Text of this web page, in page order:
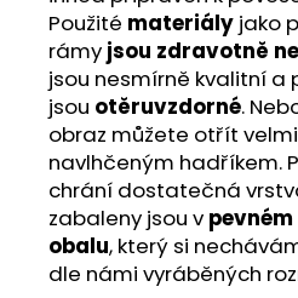
Použité materiály jako
rámy jsou zdravotně
jsou nesmírně kvalitní a
jsou otěruvzdorné.
obraz můžete otřít
navlhčeným hadříkem.
chrání dostatečná
zabaleny jsou v
obalu, který si
dle námi vyráběných